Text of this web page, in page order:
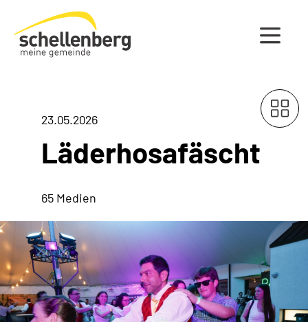
Gemeinde Schellenberg Startseite
23.05.2026
Läderhosafäscht
65 Medien